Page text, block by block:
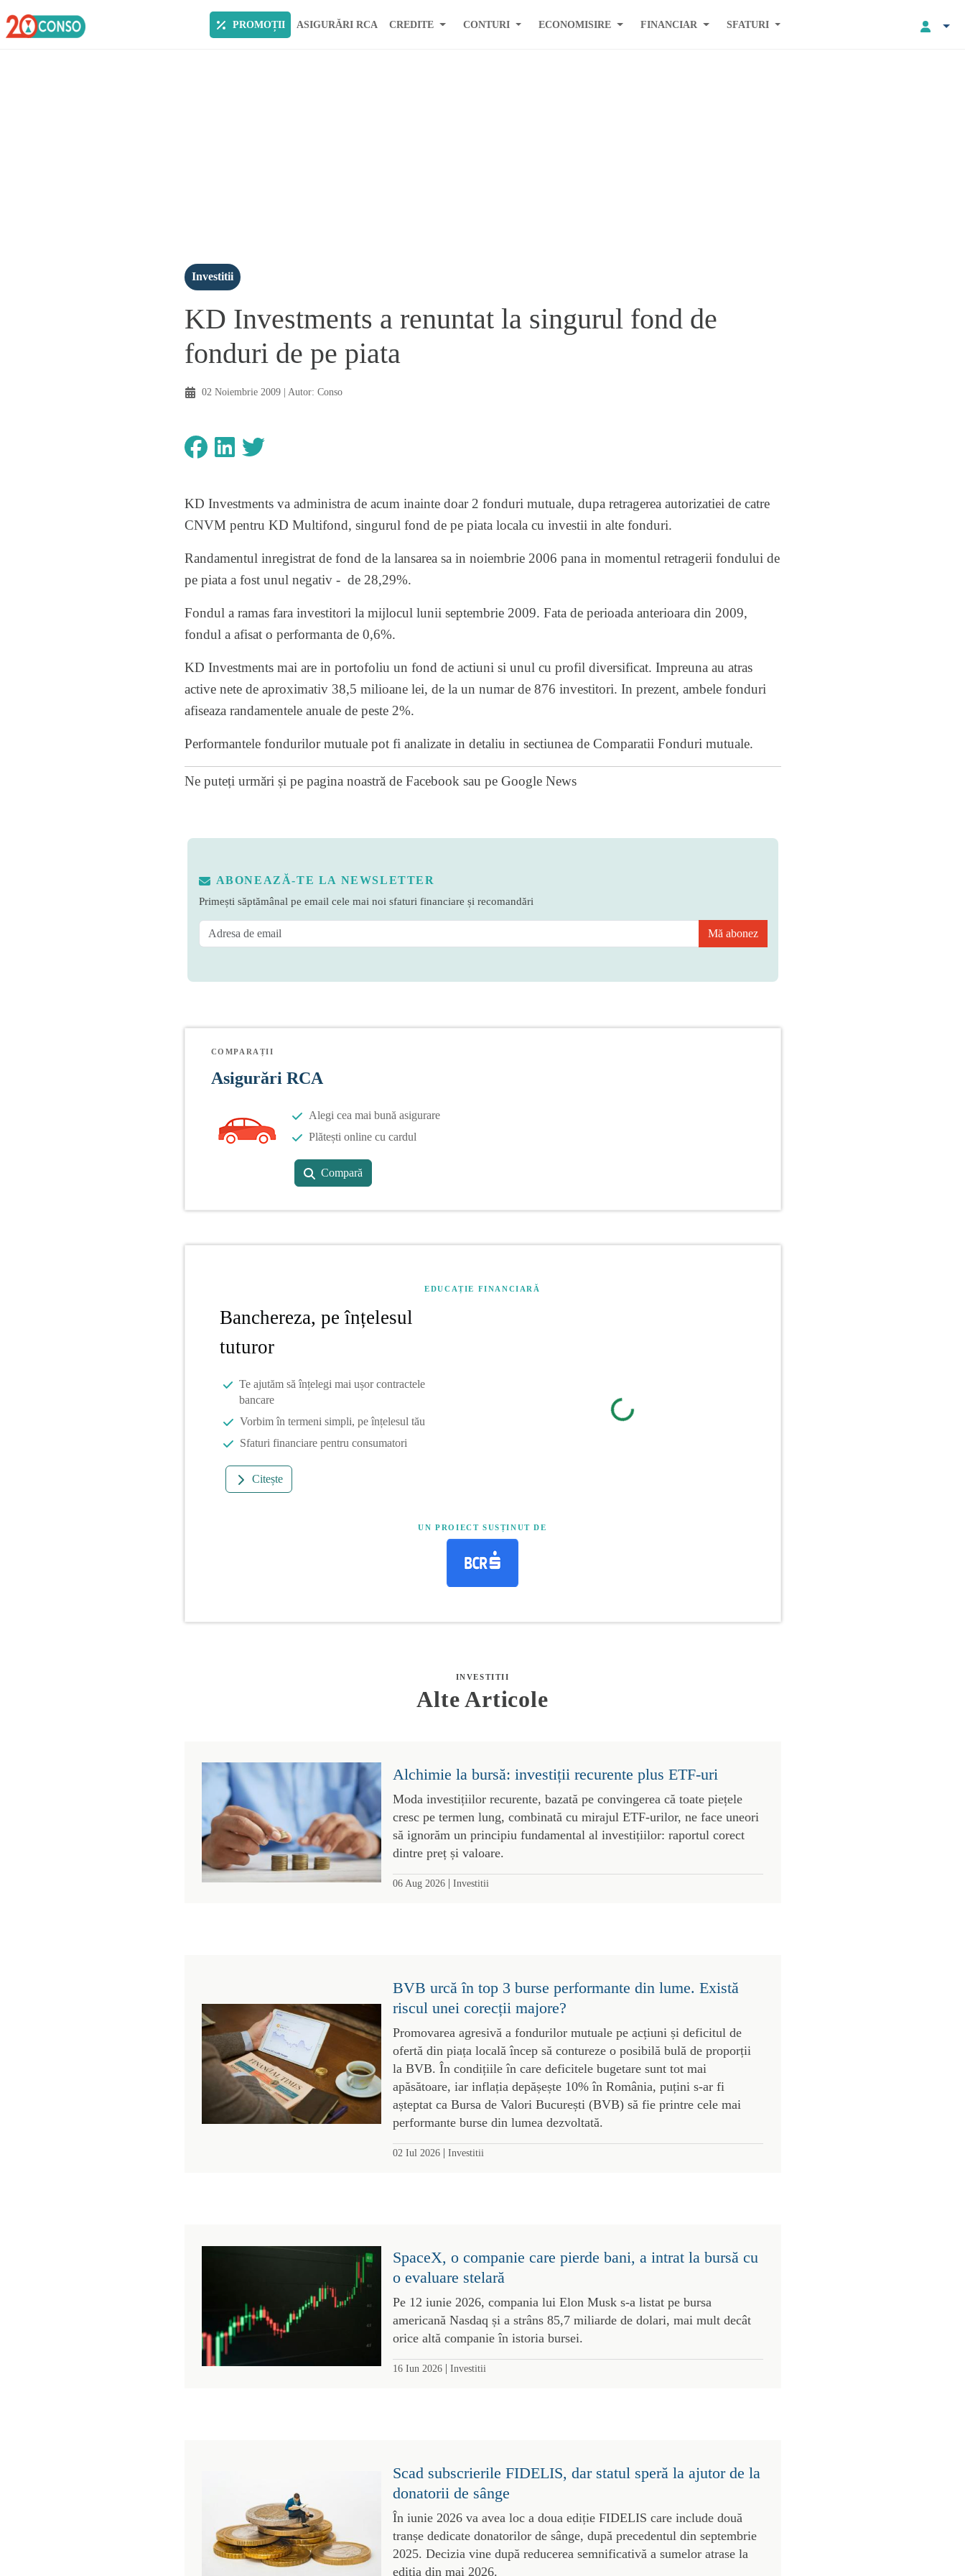
PROMOȚII ASIGURĂRI RCA CREDITE CONTURI ECONOMISIRE FINANCIAR SFATURI
Investitii
KD Investments a renuntat la singurul fond de
fonduri de pe piata
02 Noiembrie 2009| Autor: Conso
KD Investments va administra de acum inainte doar 2 fonduri mutuale, dupa retragerea autorizatiei de catre
CNVM pentru KD Multifond, singurul fond de pe piata locala cu investii in alte fonduri.
Randamentul inregistrat de fond de la lansarea sa in noiembrie 2006 pana in momentul retragerii fondului de
pe piata a fost unul negativ - de 28,29%.
Fondul a ramas fara investitori la mijlocul lunii septembrie 2009. Fata de perioada anterioara din 2009,
fondul a afisat o performanta de 0,6%.
KD Investments mai are in portofoliu un fond de actiuni si unul cu profil diversificat. Impreuna au atras
active nete de aproximativ 38,5 milioane lei, de la un numar de 876 investitori. In prezent, ambele fonduri
afiseaza randamentele anuale de peste 2%.
Performantele fondurilor mutuale pot fi analizate in detaliu in sectiunea de Comparatii Fonduri mutuale.
Ne puteți urmări și pe pagina noastră de Facebook sau pe Google News
ABONEAZĂ-TE LA NEWSLETTER
Primești săptămânal pe email cele mai noi sfaturi financiare și recomandări
Mă abonez
COMPARAȚII
Asigurări RCA
Alegi cea mai bună asigurare
Plătești online cu cardul
Compară
EDUCAȚIE FINANCIARĂ
Banchereza, pe înțelesul
tuturor
Te ajutăm să înțelegi mai ușor contractele
bancare
Vorbim în termeni simpli, pe înțelesul tău
Sfaturi financiare pentru consumatori
Citește
UN PROIECT SUSȚINUT DE
INVESTITII
Alte Articole
Alchimie la bursă: investiții recurente plus ETF-uri
Moda investițiilor recurente, bazată pe convingerea că toate piețele
cresc pe termen lung, combinată cu mirajul ETF-urilor, ne face uneori
să ignorăm un principiu fundamental al investițiilor: raportul corect
dintre preț și valoare.
06 Aug 2026| Investitii
BVB urcă în top 3 burse performante din lume. Există
riscul unei corecții majore?
Promovarea agresivă a fondurilor mutuale pe acțiuni și deficitul de
ofertă din piața locală încep să contureze o posibilă bulă de proporții
la BVB. În condițiile în care deficitele bugetare sunt tot mai
apăsătoare, iar inflația depășește 10% în România, puțini s-ar fi
așteptat ca Bursa de Valori București (BVB) să fie printre cele mai
performante burse din lumea dezvoltată.
02 Iul 2026| Investitii
SpaceX, o companie care pierde bani, a intrat la bursă cu
o evaluare stelară
Pe 12 iunie 2026, compania lui Elon Musk s-a listat pe bursa
americană Nasdaq și a strâns 85,7 miliarde de dolari, mai mult decât
orice altă companie în istoria bursei.
16 Iun 2026| Investitii
Scad subscrierile FIDELIS, dar statul speră la ajutor de la
donatorii de sânge
În iunie 2026 va avea loc a doua ediție FIDELIS care include două
tranșe dedicate donatorilor de sânge, după precedentul din septembrie
2025. Decizia vine după reducerea semnificativă a sumelor atrase la
ediția din mai 2026.